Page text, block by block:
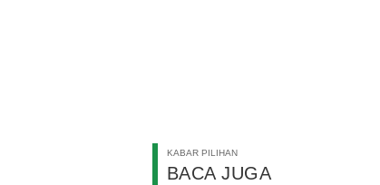
KABAR PILIHAN
BACA JUGA